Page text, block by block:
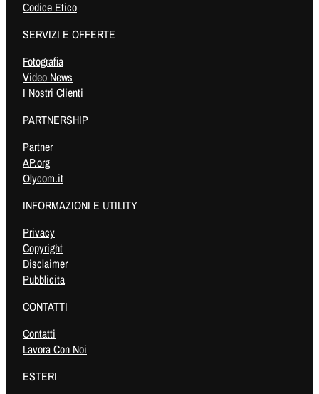
Codice Etico
SERVIZI E OFFERTE
Fotografia
Video News
I Nostri Clienti
PARTNERSHIP
Partner
AP.org
Olycom.it
INFORMAZIONI E UTILITY
Privacy
Copyright
Disclaimer
Pubblicita
CONTATTI
Contatti
Lavora Con Noi
ESTERI